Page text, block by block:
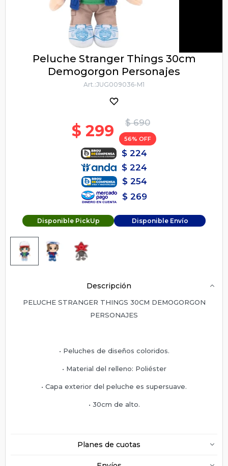
Peluche Stranger Things 30cm
Demogorgon Personajes
JUG009036-M1
$ 690
$ 299 56
$ 224
$ 224
$ 254
$ 269
Disponible PickUp Disponible Envío
Descripción
PELUCHE STRANGER THINGS 30CM DEMOGORGON
PERSONAJES
• Peluches de diseños coloridos.
• Material del relleno: Poliéster
• Capa exterior del peluche es supersuave.
• 30cm de alto.
Planes de cuotas